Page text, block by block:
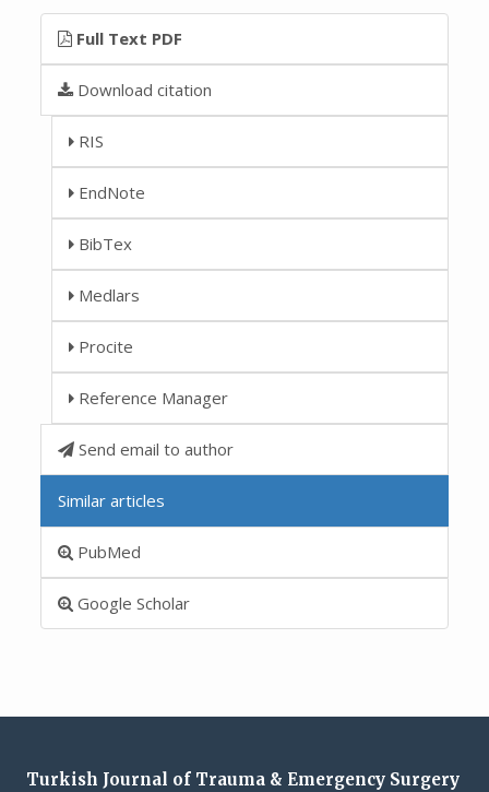
Full Text PDF
Download citation
RIS
EndNote
BibTex
Medlars
Procite
Reference Manager
Send email to author
Similar articles
PubMed
Google Scholar
Turkish Journal of Trauma & Emergency Surgery